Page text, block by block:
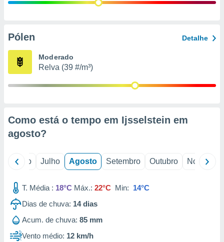
e
de
Pólen Detalhe
Moderado
Relva (39 #/m³)
Como está o tempo em Ijsselstein em
agosto?
Junho Julho Agosto Setembro Outubro Novembro
T. Média : 18°C Máx.: 22°C Min: 14°C
Dias de chuva: 14dias
Acum. de chuva: 85 mm
Vento médio: 12 km/h